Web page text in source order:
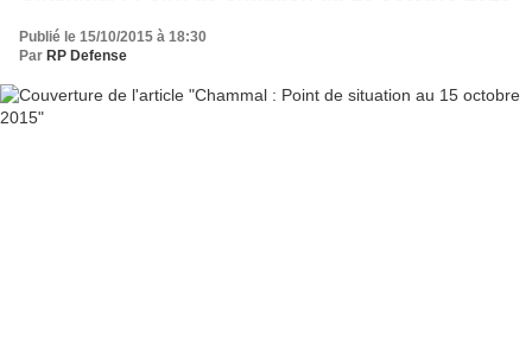
Publié le 15/10/2015 à 18:30
Par RP Defense